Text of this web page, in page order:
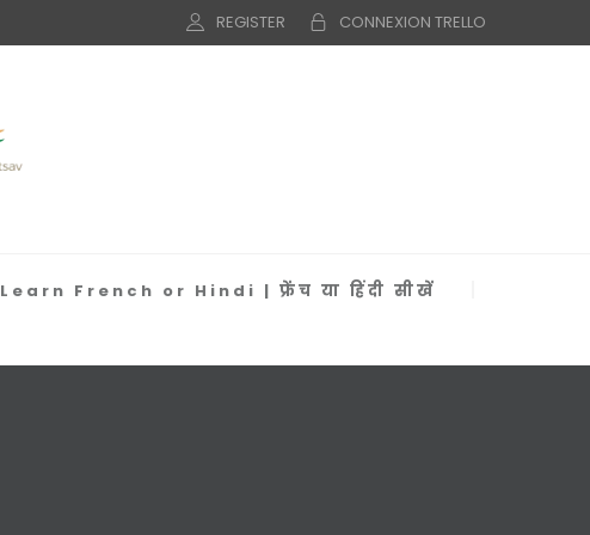
CONNEXION TRELLO
REGISTER
Learn French or Hindi | फ्रेंच या हिंदी सीखें